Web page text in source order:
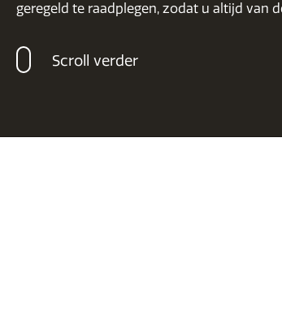
geregeld te raadplegen, zodat u altijd van
Scroll verder